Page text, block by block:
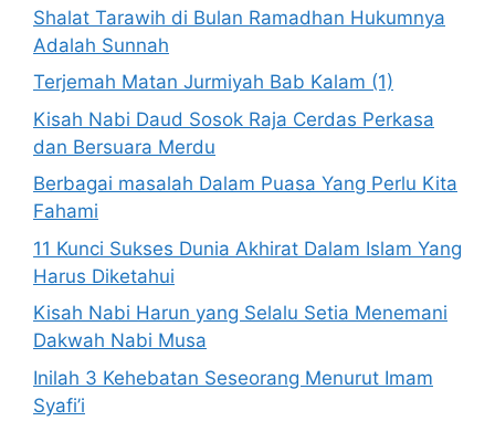
Shalat Tarawih di Bulan Ramadhan Hukumnya
Adalah Sunnah
Terjemah Matan Jurmiyah Bab Kalam (1)
Kisah Nabi Daud Sosok Raja Cerdas Perkasa
dan Bersuara Merdu
Berbagai masalah Dalam Puasa Yang Perlu Kita
Fahami
11 Kunci Sukses Dunia Akhirat Dalam Islam Yang
Harus Diketahui
Kisah Nabi Harun yang Selalu Setia Menemani
Dakwah Nabi Musa
Inilah 3 Kehebatan Seseorang Menurut Imam
Syafi’i